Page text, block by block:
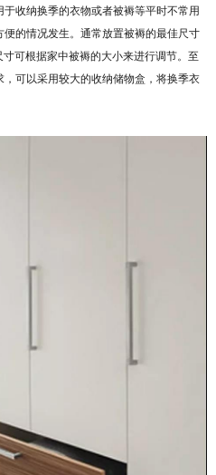
收纳换季的衣物或者被褥等平时不常用
的情况发生。通常放置被褥的最佳尺寸
可根据家中被褥的大小来进行调节。至
可以采用较大的收纳储物盒，将换季衣